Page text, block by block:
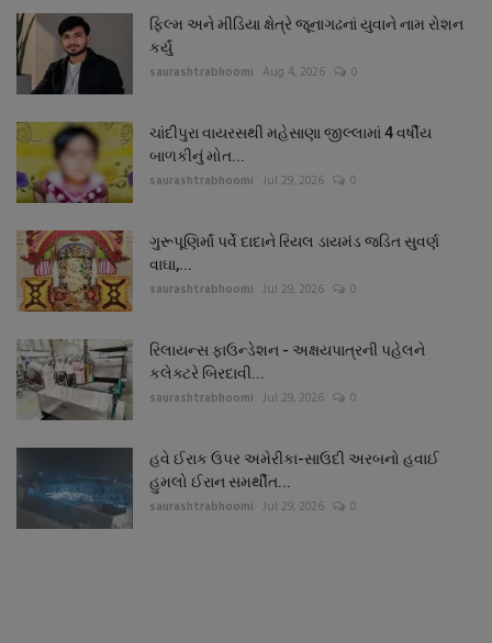
ફિલ્મ અને મીડિયા ક્ષેત્રે જૂનાગઢનાં યુવાને નામ રોશન
કર્યું
saurashtrabhoomi Aug 4, 2026 0
ચાંદીપુરા વાયરસથી મહેસાણા જીલ્લામાં 4 વર્ષીય
બાળકીનું મોત...
saurashtrabhoomi Jul 29, 2026 0
ગુરૂપૂણિર્માં પર્વે દાદાને રિયલ ડાયમંડ જડિત સુવર્ણ
વાઘા,...
saurashtrabhoomi Jul 29, 2026 0
રિલાયન્સ ફાઉન્ડેશન - અક્ષયપાત્રની પહેલને
કલેક્ટરે બિરદાવી...
saurashtrabhoomi Jul 29, 2026 0
હવે ઈરાક ઉપર અમેરીકા-સાઉદી અરબનો હવાઈ
હુમલો ઈરાન સમર્થીત...
saurashtrabhoomi Jul 29, 2026 0